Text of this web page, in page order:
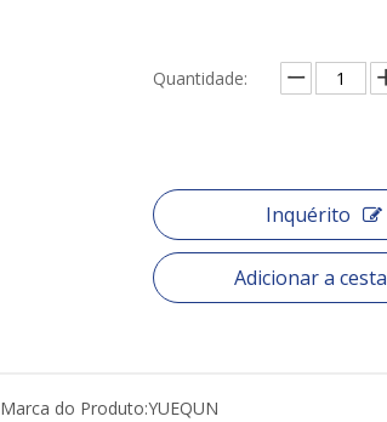
Quantidade:
Inquérito
Adicionar a cesta
Marca do Produto:YUEQUN